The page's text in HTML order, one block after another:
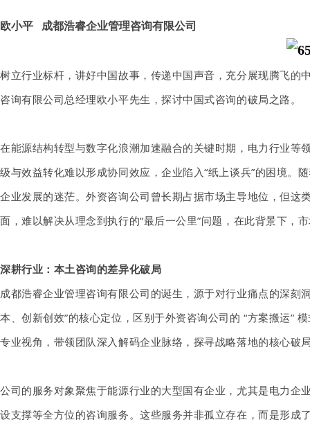
欧小平 成都浩睿企业管理咨询有限公司
树立行业标杆，讲好中国故事，传递中国声音，充分展现腾飞的
咨询有限公司总经理欧小平先生，探讨中国式咨询的破局之路。
在能源结构转型与数字化浪潮加速融合的关键时期 ， 电力行业等
级与效益转化难以形成协同效应，企业陷入“纸上谈兵”的困境。
企业发展的迷茫。外资咨询公司曾长期占据市场主导地位，但
面，难以解决从理念到执行的“最后一公里”问题，在此背景下，
深耕行业：本土咨询的差异化破局
成都浩睿企业管理咨询有限公司的诞生，源于对行业痛点的深
本、创新创效”的核心定位，区别于外资咨询公司的 “方案搬运”
专业视角，带领团队深入解码企业脉络，探寻战略落地的核心
公司的服务对象聚焦于能源行业的大型国有企业，尤其是电力
设支撑等全方位的咨询服务。这些服务并非孤立存在，而是形